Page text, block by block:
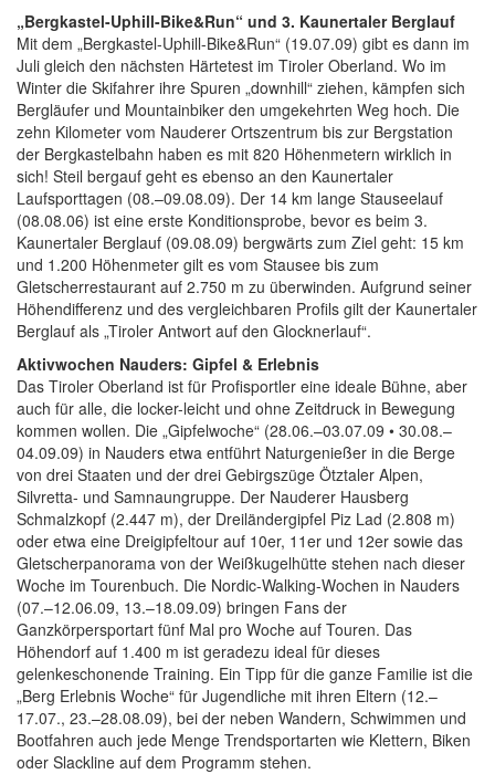
„Bergkastel-Uphill-Bike&Run“ und 3. Kaunertaler Berglauf
Mit dem „Bergkastel-Uphill-Bike&Run“ (19.07.09) gibt es dann im
Juli gleich den nächsten Härtetest im Tiroler Oberland. Wo im
Winter die Skifahrer ihre Spuren „downhill“ ziehen, kämpfen sich
Bergläufer und Mountainbiker den umgekehrten Weg hoch. Die
zehn Kilometer vom Nauderer Ortszentrum bis zur Bergstation
der Bergkastelbahn haben es mit 820 Höhenmetern wirklich in
sich! Steil bergauf geht es ebenso an den Kaunertaler
Laufsporttagen (08.–09.08.09). Der 14 km lange Stauseelauf
(08.08.06) ist eine erste Konditionsprobe, bevor es beim 3.
Kaunertaler Berglauf (09.08.09) bergwärts zum Ziel geht: 15 km
und 1.200 Höhenmeter gilt es vom Stausee bis zum
Gletscherrestaurant auf 2.750 m zu überwinden. Aufgrund seiner
Höhendifferenz und des vergleichbaren Profils gilt der Kaunertaler
Berglauf als „Tiroler Antwort auf den Glocknerlauf“.
Aktivwochen Nauders: Gipfel & Erlebnis
Das Tiroler Oberland ist für Profisportler eine ideale Bühne, aber
auch für alle, die locker-leicht und ohne Zeitdruck in Bewegung
kommen wollen. Die „Gipfelwoche“ (28.06.–03.07.09 • 30.08.–
04.09.09) in Nauders etwa entführt Naturgenießer in die Berge
von drei Staaten und der drei Gebirgszüge Ötztaler Alpen,
Silvretta- und Samnaungruppe. Der Nauderer Hausberg
Schmalzkopf (2.447 m), der Dreiländergipfel Piz Lad (2.808 m)
oder etwa eine Dreigipfeltour auf 10er, 11er und 12er sowie das
Gletscherpanorama von der Weißkugelhütte stehen nach dieser
Woche im Tourenbuch. Die Nordic-Walking-Wochen in Nauders
(07.–12.06.09, 13.–18.09.09) bringen Fans der
Ganzkörpersportart fünf Mal pro Woche auf Touren. Das
Höhendorf auf 1.400 m ist geradezu ideal für dieses
gelenkeschonende Training. Ein Tipp für die ganze Familie ist die
„Berg Erlebnis Woche“ für Jugendliche mit ihren Eltern (12.–
17.07., 23.–28.08.09), bei der neben Wandern, Schwimmen und
Bootfahren auch jede Menge Trendsportarten wie Klettern, Biken
oder Slackline auf dem Programm stehen.